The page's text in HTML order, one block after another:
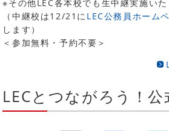
※その他LEC各本校でも生中継実施いた
（中継校は12/21に LEC公務員ホーム
します）
＜参加無料・予約不要＞
LECとつながろう！公